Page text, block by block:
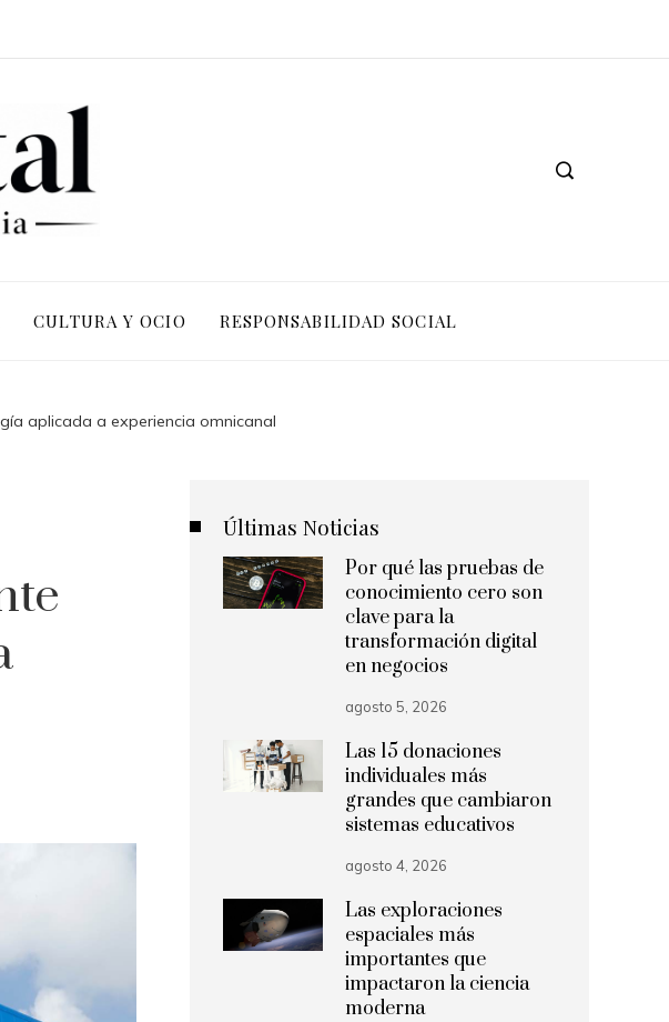
CULTURA Y OCIO RESPONSABILIDAD SOCIAL
aplicada a experiencia omnicanal
Últimas Noticias
Por qué las pruebas de
conocimiento cero son
clave para la
transformación digital
en negocios
agosto 5, 2026
Las 15 donaciones
individuales más
grandes que cambiaron
sistemas educativos
agosto 4, 2026
Las exploraciones
espaciales más
importantes que
impactaron la ciencia
moderna